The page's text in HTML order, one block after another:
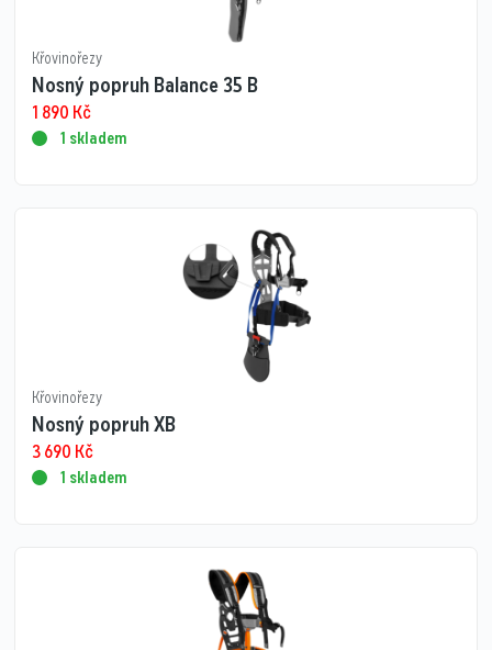
Křovinořezy
Nosný popruh Balance 35 B
1 890 Kč
1 skladem
Křovinořezy
Nosný popruh XB
3 690 Kč
1 skladem